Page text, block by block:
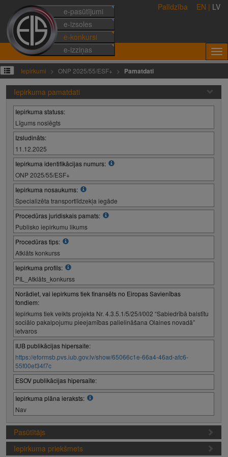
e-pasūtījumi
e-izsoles
e-konkursi
e-izziņas
Palīdzība EN | LV
Iepirkumi ONP 2025/55/ESF+ Pamatdati
Iepirkuma pamatdati
Iepirkuma statuss:
Līgums noslēgts
Izsludināts:
11.12.2025
Iepirkuma identifikācijas numurs:
ONP 2025/55/ESF+
Iepirkuma nosaukums:
Specializēta transportlīdzekļa iegāde
Procedūras juridiskais pamats:
Publisko iepirkumu likums
Procedūras tips:
Atklāts konkurss
Iepirkuma profils:
PIL_Atklāts_konkurss
Norādiet, vai iepirkums tiek finansēts no Eiropas Savienības
fondiem:
Iepirkums tiek veikts projekta Nr. 4.3.5.1/5/25/I/002 “Sabiedrībā balstītu
sociālo pakalpojumu pieejamības palielināšana Olaines novadā”
ietvaros
IUB publikācijas hipersaite:
https://eformsb.pvs.iub.gov.lv/show/65066c1e-66a4-46ad-afc6-
55f00ef34f7c
ESOV publikācijas hipersaite:
Iepirkuma plāna ieraksts:
Nav
Pasūtītājs
Iepirkuma priekšmets